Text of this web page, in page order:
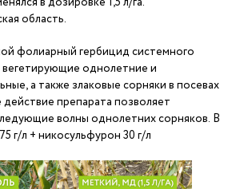
область.
фолиарный гербицид системного
вегетирующие однолетние и
а также злаковые сорняки в посевах
препарата позволяет
волны однолетних сорняков. В
г/л + никосульфурон 30 г/л